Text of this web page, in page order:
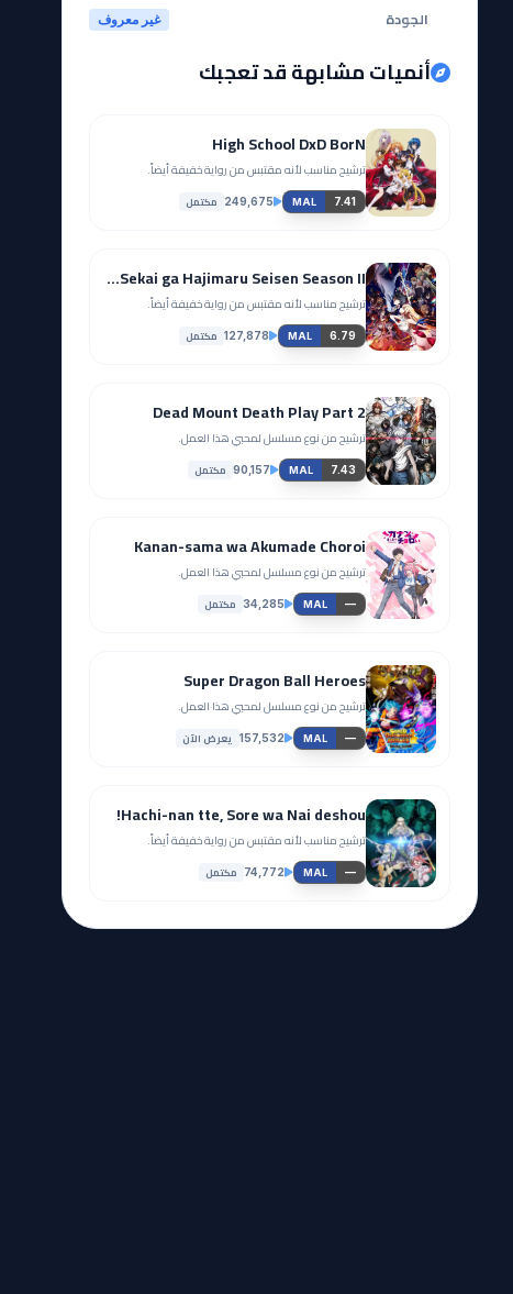
الجودة غير معروف
أنميات مشابهة قد تعجبك
High School DxD BorN
ترشيح مناسب لأنه مقتبس من رواية خفيفة أيضاً.
MAL 7.41
249,675 مكتمل
Kimi to Boku no Saigo no Senjou, Aruiwa Sekai ga Hajimaru Seisen Season II
ترشيح مناسب لأنه مقتبس من رواية خفيفة أيضاً.
MAL 6.79
127,878 مكتمل
Dead Mount Death Play Part 2
ترشيح من نوع مسلسل لمحبي هذا العمل.
MAL 7.43
90,157 مكتمل
Kanan-sama wa Akumade Choroi
ترشيح من نوع مسلسل لمحبي هذا العمل.
MAL —
34,285 مكتمل
Super Dragon Ball Heroes
ترشيح من نوع مسلسل لمحبي هذا العمل.
MAL —
157,532 يعرض الآن
Hachi-nan tte, Sore wa Nai deshou!
ترشيح مناسب لأنه مقتبس من رواية خفيفة أيضاً.
MAL —
74,772 مكتمل